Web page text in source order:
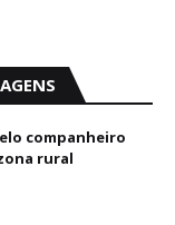
companheiro
rural